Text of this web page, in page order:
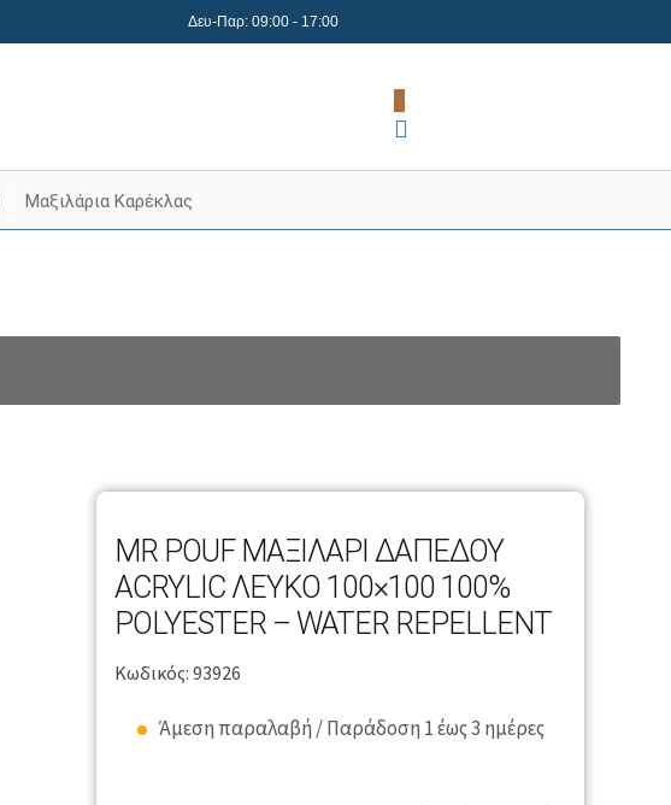
Δευ-Παρ: 09:00 - 17:00
0
Μαξιλάρια Καρέκλας
MR POUF ΜΑΞΙΛΆΡΙ ΔΑΠΈΔΟΥ
ACRYLIC ΛΕΥΚΌ 100×100 100%
POLYESTER – WATER REPELLENT
Κωδικός: 93926
Άμεση παραλαβή / Παράδοση 1 έως 3 ημέρες